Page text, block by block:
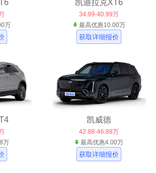
万
凯迪拉克XT6
34.99-40.99万
最高优惠10.00万
获取详细报价
万
凯威德
42.88-46.88万
最高优惠4.00万
获取详细报价